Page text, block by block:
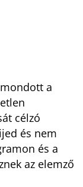
a
célzó
és nem
és a
az elemző